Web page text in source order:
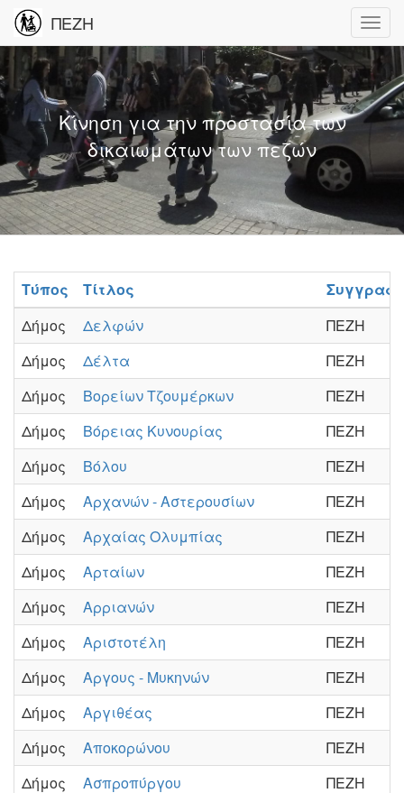
ΠΕΖΗ
Κίνηση για την προστασία των
δικαιωμάτων των πεζών
Τύπος Τίτλος
Δήμος
Δελφών
ΠΕΖΗ
Δήμος
Δέλτα
ΠΕΖΗ
Δήμος
Βορείων Τζουμέρκων
ΠΕΖΗ
Δήμος
Βόρειας Κυνουρίας
ΠΕΖΗ
Δήμος
Βόλου
ΠΕΖΗ
Δήμος
Αρχανών - Αστερουσίων
ΠΕΖΗ
Δήμος
Αρχαίας Ολυμπίας
ΠΕΖΗ
Δήμος
Αρταίων
ΠΕΖΗ
Δήμος
Αρριανών
ΠΕΖΗ
Δήμος
Αριστοτέλη
ΠΕΖΗ
Δήμος
Αργους - Μυκηνών
ΠΕΖΗ
Δήμος
Αργιθέας
ΠΕΖΗ
Δήμος
Αποκορώνου
ΠΕΖΗ
Δήμος
Ασπροπύργου
ΠΕΖΗ